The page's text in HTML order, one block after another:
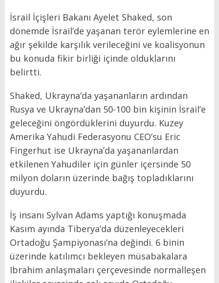
İsrail İçişleri Bakanı Ayelet Shaked, son
dönemde İsrail’de yaşanan terör eylemlerine en
ağır şekilde karşılık verileceğini ve koalisyonun
bu konuda fikir birliği içinde olduklarını
belirtti.
Shaked, Ukrayna’da yaşananların ardından
Rusya ve Ukrayna’dan 50-100 bin kişinin İsrail’e
geleceğini öngördüklerini duyurdu. Kuzey
Amerika Yahudi Federasyonu CEO’su Eric
Fingerhut ise Ukrayna’da yaşananlardan
etkilenen Yahudiler için günler içersinde 50
milyon doların üzerinde bağış topladıklarını
duyurdu.
İş insanı Sylvan Adams yaptığı konuşmada
Kasım ayında Tiberya’da düzenleyecekleri
Ortadoğu Şampiyonası’na değindi. 6 binin
üzerinde katılımcı bekleyen müsabakalara
Ibrahim anlaşmaları çerçevesinde normalleşen